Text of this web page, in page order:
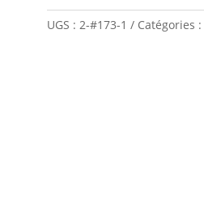
UGS : 2-#173-1 Catégories :